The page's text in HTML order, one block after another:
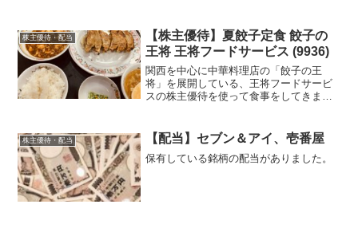
株主優待・配当
【株主優待】夏餃子定食 餃子の
王将 王将フードサービス (9936)
関西を中心に中華料理店の「餃子の王
将」を展開している、王将フードサービ
スの株主優待を使って食事をしてきまし
株主優待・配当 【配当】セブン＆アイ、壱番屋
保有している銘柄の配当がありました。